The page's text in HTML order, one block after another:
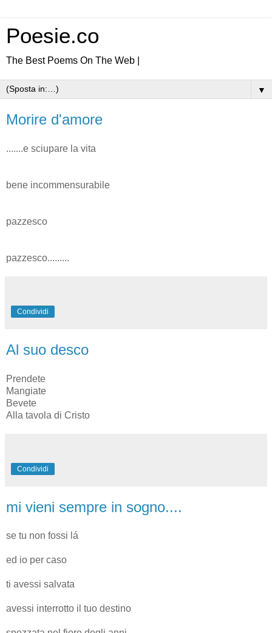
Poesie.co
The Best Poems On The Web |
▼
Morire d'amore
.......e sciupare la vita
bene incommensurabile
pazzesco
pazzesco.........
Condividi
Al suo desco
Prendete
Mangiate
Bevete
Alla tavola di Cristo
Condividi
mi vieni sempre in sogno....
se tu non fossi lá
ed io per caso
ti avessi salvata
avessi interrotto il tuo destino